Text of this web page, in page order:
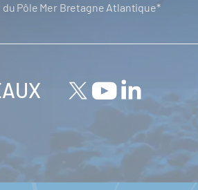
Pôle Mer Bretagne Atlantique